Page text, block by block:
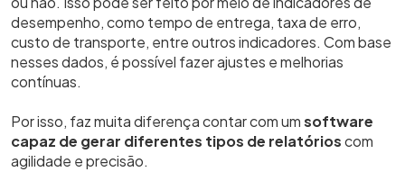
desempenho, como tempo de entrega, taxa de erro,
custo de transporte, entre outros indicadores. Com base
nesses dados, é possível fazer ajustes e melhorias
contínuas.
Por isso, faz muita diferença contar com umsoftware
capaz de gerar diferentes tipos de relatórioscom
agilidade e precisão.